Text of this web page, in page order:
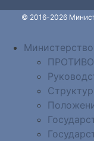
© 2016-2026
Министерство